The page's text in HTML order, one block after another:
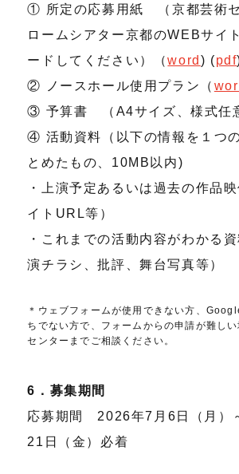
① 所定の応募用紙 （京都芸術
ロームシアター京都のWEBサイ
ードしてください）（word ) (pdf
② ノースホール使用プラン（
③ 予算書 （A4サイズ、様式任
④ 活動資料（以下の情報を１つ
とめたもの、10MB以内)
・上演予定あるいは過去の作品
イトURL等）
・これまでの活動内容がわかる
演チラシ、批評、舞台写真等）
＊ウェブフォームが使用できない方、
ちでない方で、フォームからの申請が難し
センターまでご相談ください。
6．募集期間
応募期間 2026年7月6日（月）
21日（金）必着